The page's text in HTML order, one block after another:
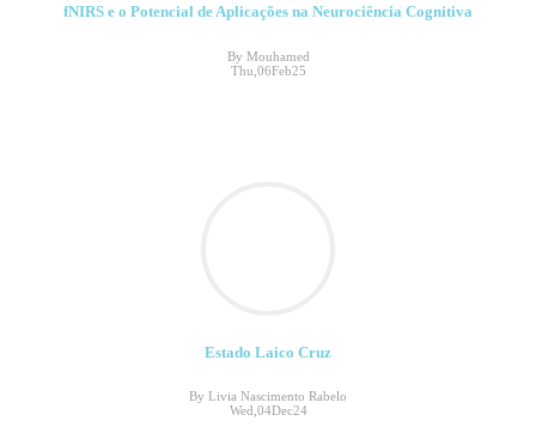
fNIRS e o Potencial de Aplicações na Neurociência Cognitiva
By Mouhamed
Thu,06Feb25
Estado Laico Cruz
By Livia Nascimento Rabelo
Wed,04Dec24